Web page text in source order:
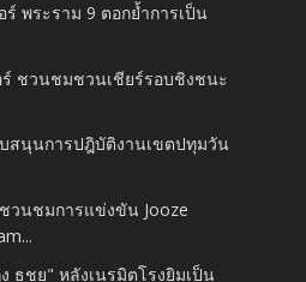
ร์ พระราม 9 ตอกย้ำการเป็น
ร์ ชวนชมชวนเชียร์รอบชิงชนะ
สนุนการปฎิบัติงานเขตปทุมวัน
วนชมการแข่งขัน Jooze
ธชย" หลังเนรมิตโรงยิมเป็น